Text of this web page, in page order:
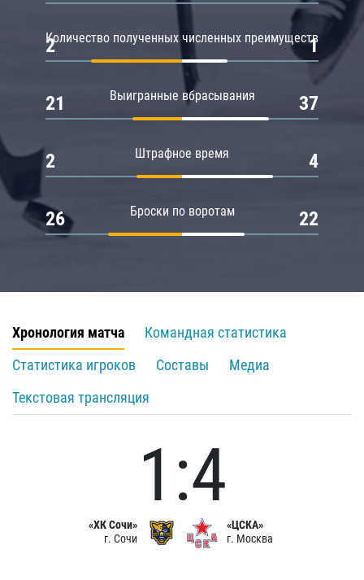
Количество полученных численных преимуществ
2 1
Выигранные вбрасывания
21 37
Штрафное время
2 4
Броски по воротам
26 22
Хронология матча
Командная статистика
Статистика игроков
Составы
Медиа
Текстовая трансляция
«ХК Сочи»
г. Сочи
1:4
«ЦСКА»
г. Москва